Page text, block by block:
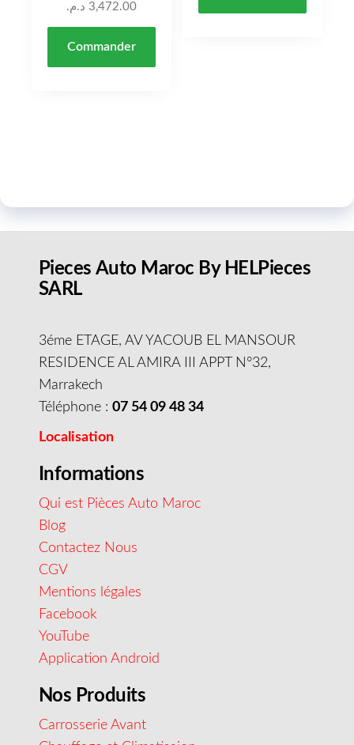
3,472.00 د.م.
Commander
Pieces Auto Maroc By HELPieces
SARL
3éme ETAGE, AV YACOUB EL MANSOUR
RESIDENCE AL AMIRA III APPT N°32,
Marrakech
Téléphone : 07 54 09 48 34
Localisation
Informations
Qui est Pièces Auto Maroc
Blog
Contactez Nous
CGV
Mentions légales
Facebook
YouTube
Application Android
Nos Produits
Carrosserie Avant